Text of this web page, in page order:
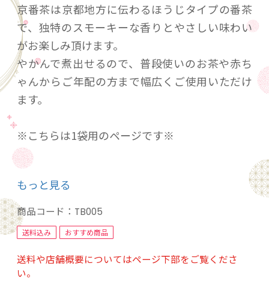
京番茶は京都地方に伝わるほうじタイプの番茶
で、独特のスモーキーな香りとやさしい味わい
がお楽しみ頂けます。
やかんで煮出せるので、普段使いのお茶や赤ち
ゃんからご年配の方まで幅広くご使用いただけ
ます。
※こちらは1袋用のページです※
内容量: 192ｇ（8ｇ×24袋）
賞味期間: １年
もっと見る
商品コード： TB005
送料込み おすすめ商品
送料や店舗概要についてはページ下部をご覧くださ
い。